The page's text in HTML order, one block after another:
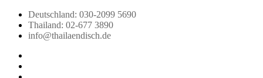
Zum
Inhalt
springen
Deutschland: 030-2099 5690
Thailand: 02-677 3890
info@thailaendisch.de